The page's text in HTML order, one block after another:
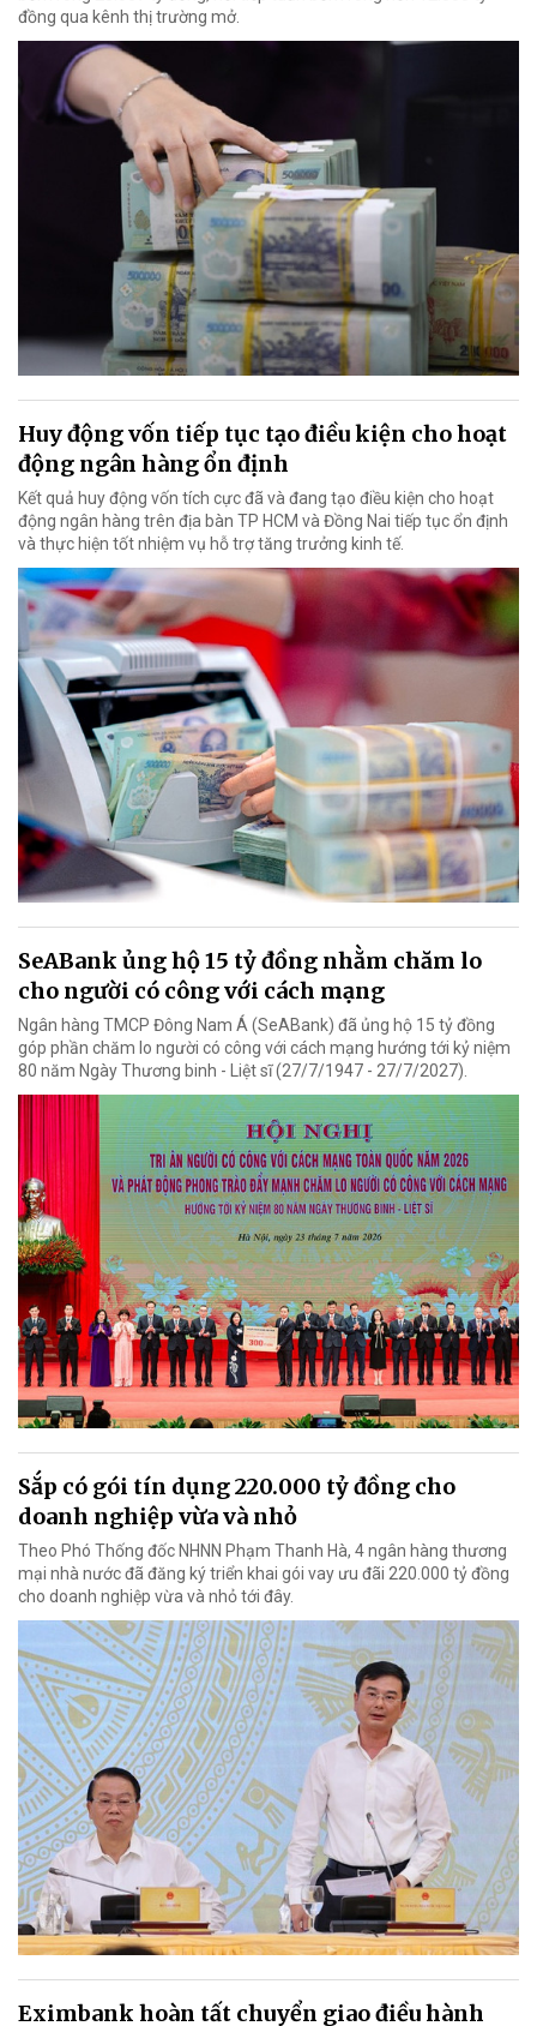
đồng qua kênh thị trường mở.
Huy động vốn tiếp tục tạo điều kiện cho hoạt
động ngân hàng ổn định
Kết quả huy động vốn tích cực đã và đang tạo điều kiện cho hoạt
động ngân hàng trên địa bàn TP HCM và Đồng Nai tiếp tục ổn định
và thực hiện tốt nhiệm vụ hỗ trợ tăng trưởng kinh tế.
SeABank ủng hộ 15 tỷ đồng nhằm chăm lo
cho người có công với cách mạng
Ngân hàng TMCP Đông Nam Á (SeABank) đã ủng hộ 15 tỷ đồng
góp phần chăm lo người có công với cách mạng hướng tới kỷ niệm
80 năm Ngày Thương binh - Liệt sĩ (27/7/1947 - 27/7/2027).
Sắp có gói tín dụng 220.000 tỷ đồng cho
doanh nghiệp vừa và nhỏ
Theo Phó Thống đốc NHNN Phạm Thanh Hà, 4 ngân hàng thương
mại nhà nước đã đăng ký triển khai gói vay ưu đãi 220.000 tỷ đồng
cho doanh nghiệp vừa và nhỏ tới đây.
Eximbank hoàn tất chuyển giao điều hành